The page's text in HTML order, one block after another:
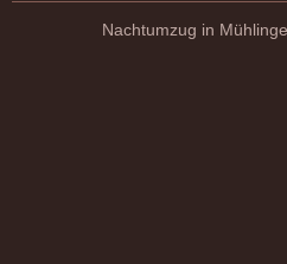
Nachtumzug in